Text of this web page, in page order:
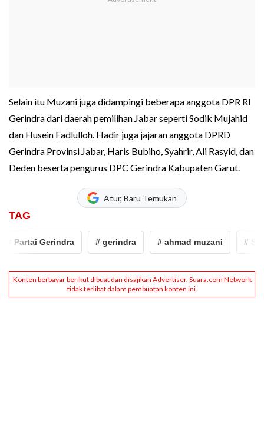
Selain itu Muzani juga didampingi beberapa anggota DPR RI
Gerindra dari daerah pemilihan Jabar seperti Sodik Mujahid
dan Husein Fadlulloh. Hadir juga jajaran anggota DPRD
Gerindra Provinsi Jabar, Haris Bubiho, Syahrir, Ali Rasyid, dan
Deden beserta pengurus DPC Gerindra Kabupaten Garut.
Atur, Baru Temukan
TAG
Gerindra # gerindra # ahmad muzani #